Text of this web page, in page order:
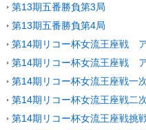
第13期五番勝負第3局
第13期五番勝負第4局
第14期リコー杯女流王座戦
第14期リコー杯女流王座戦
第14期リコー杯女流王座戦一
第14期リコー杯女流王座戦二
第14期リコー杯女流王座戦挑